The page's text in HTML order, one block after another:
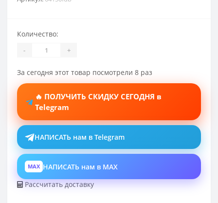
Количество:
- +
За сегодня этот товар посмотрели 8 раз
🔥 ПОЛУЧИТЬ СКИДКУ СЕГОДНЯ в
Telegram
НАПИСАТЬ нам в Telegram
MAX НАПИСАТЬ нам в MAX
Рассчитать доставку